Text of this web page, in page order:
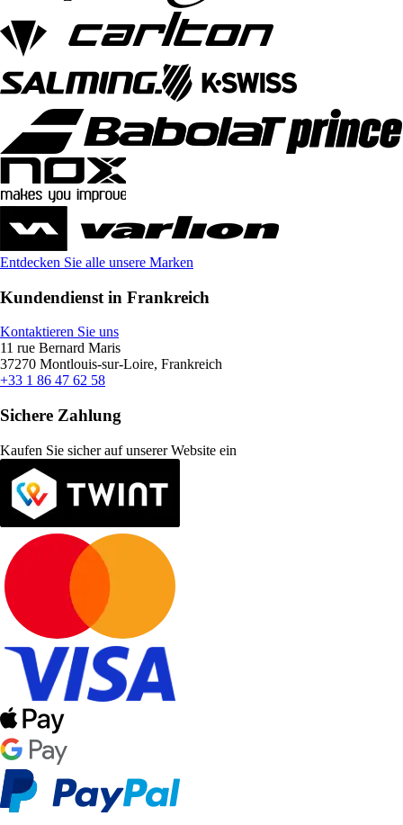
Entdecken Sie alle unsere Marken
Kundendienst in Frankreich
Kontaktieren Sie uns
11 rue Bernard Maris
37270 Montlouis-sur-Loire, Frankreich
+33 1 86 47 62 58
Sichere Zahlung
Kaufen Sie sicher auf unserer Website ein